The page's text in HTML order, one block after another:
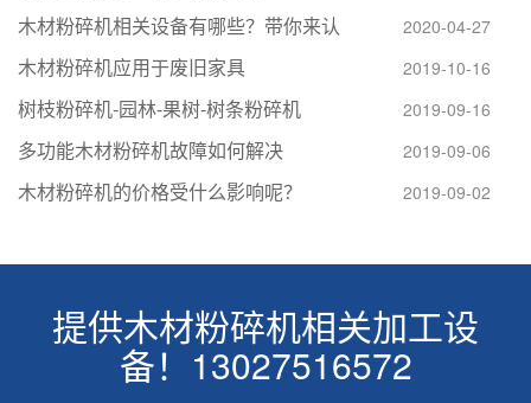
木材粉碎机相关设备有哪些？带你来认 2020-04-27
木材粉碎机应用于废旧家具 2019-10-16
树枝粉碎机-园林-果树-树条粉碎机 2019-09-16
多功能木材粉碎机故障如何解决 2019-09-06
木材粉碎机的价格受什么影响呢？ 2019-09-02
提供木材粉碎机相关加工设
备！13027516572